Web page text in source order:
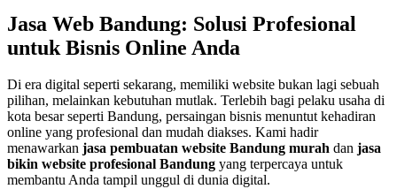
Jasa Web Bandung: Solusi Profesional
untuk Bisnis Online Anda
Di era digital seperti sekarang, memiliki website bukan lagi sebuah
pilihan, melainkan kebutuhan mutlak. Terlebih bagi pelaku usaha di
kota besar seperti Bandung, persaingan bisnis menuntut kehadiran
online yang profesional dan mudah diakses. Kami hadir
menawarkan jasa pembuatan website Bandung murah dan jasa
bikin website profesional Bandung yang terpercaya untuk
membantu Anda tampil unggul di dunia digital.